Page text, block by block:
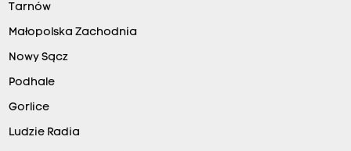
Tarnów
Małopolska Zachodnia
Nowy Sącz
Podhale
Gorlice
Ludzie Radia